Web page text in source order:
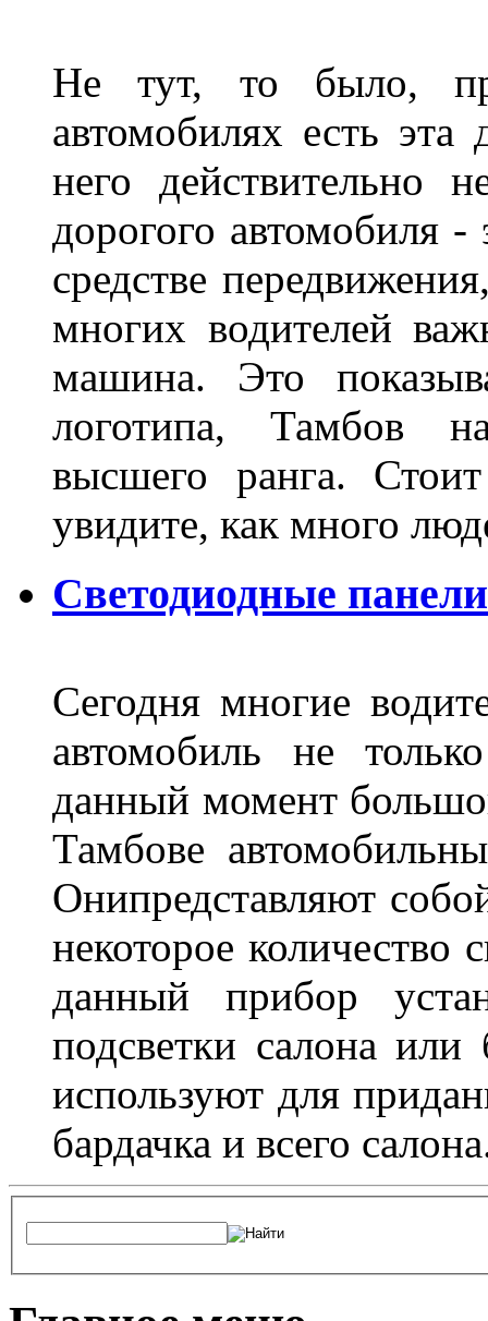
Не тут, то было,
автомобилях есть
него действительно
дорогого автомобиля
средстве
многих водителей
машина. Это
логотипа, Тамбов
высшего ранга.
увидите, как много
Светодиодные
Сегодня многие
автомобиль не
данный момент
Тамбове
Онипредставляют
некоторое количество
данный прибор
подсветки салона
используют для
бардачка и всего